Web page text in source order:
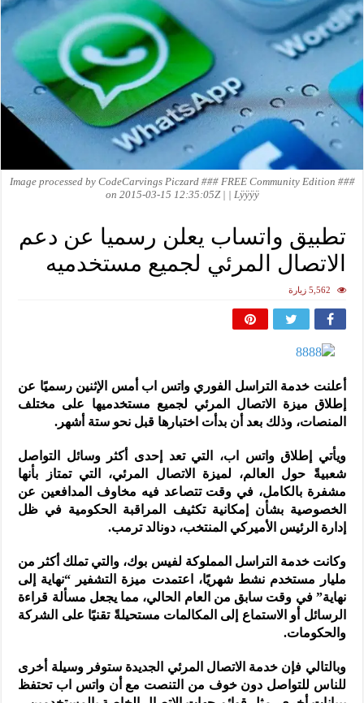
Image processed by CodeCarvings Piczard ### FREE Community Edition ###
on 2015-03-15 12:35:05Z | | Lÿÿÿÿ
تطبيق واتساب يعلن رسميا عن دعم
الاتصال المرئي لجميع مستخدميه
5,562 زيارة
أعلنت خدمة التراسل الفوري واتس اب أمس الإثنين رسميًا عن
إطلاق ميزة الاتصال المرئي لجميع مستخدميها على مختلف
المنصات، وذلك بعد أن بدأت اختبارها قبل نحو ستة أشهر.
ويأتي إطلاق واتس اب، التي تعد إحدى أكثر وسائل التواصل
شعبيةً حول العالم، لميزة الاتصال المرئي، التي تمتاز بأنها
مشفرة بالكامل، في وقت تتصاعد فيه مخاوف المدافعين عن
الخصوصية بشأن إمكانية تكثيف المراقبة الحكومية في ظل
إدارة الرئيس الأميركي المنتخب، دونالد ترمب.
وكانت خدمة التراسل المملوكة لفيس بوك، والتي تملك أكثر من
مليار مستخدم نشط شهريًا، اعتمدت ميزة التشفير “نهاية إلى
نهاية” في وقت سابق من العام الحالي، مما يجعل مسألة قراءة
الرسائل أو الاستماع إلى المكالمات مستحيلةً تقنيًا على الشركة
والحكومات.
وبالتالي فإن خدمة الاتصال المرئي الجديدة ستوفر وسيلة أخرى
للناس للتواصل دون خوف من التنصت مع أن واتس اب تحتفظ